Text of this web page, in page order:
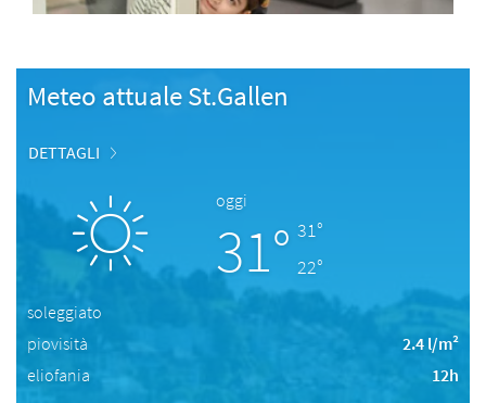
Meteo attuale St.Gallen
DETTAGLI
oggi
31° 31°
22°
soleggiato
piovisità
2.4 l/m²
eliofania
12h